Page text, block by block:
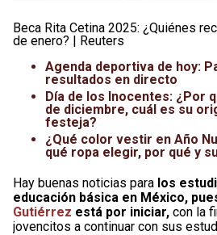
Beca Rita Cetina 2025: ¿Quiénes
de enero? | Reuters
Agenda deportiva de hoy:
resultados en directo
Día de los Inocentes: ¿Por
de diciembre, cuál es su
festeja?
¿Qué color vestir en Año
qué ropa elegir, por qué y
Hay buenas noticias para los
educación básica en México,
Gutiérrez está por iniciar, con la
jovencitos a continuar con sus